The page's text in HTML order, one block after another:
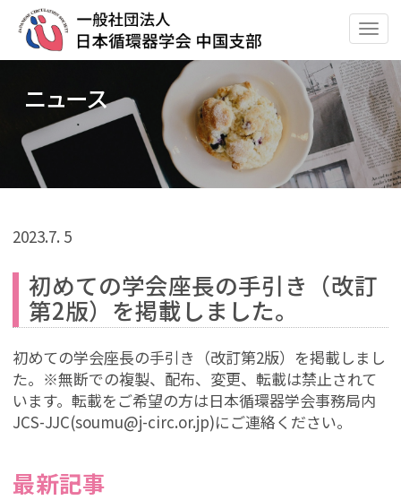
ナ
ビ
ゲ
ー
シ
ョ
ン
の
ニュース
2023.7. 5
初めての学会座長の手引き（改訂
第2版）を掲載しました。
初めての学会座長の手引き（改訂第2版）を掲載しまし
た。※無断での複製、配布、変更、転載は禁止されて
います。転載をご希望の方は日本循環器学会事務局内
JCS-JJC(soumu@j-circ.or.jp)にご連絡ください。
最新記事